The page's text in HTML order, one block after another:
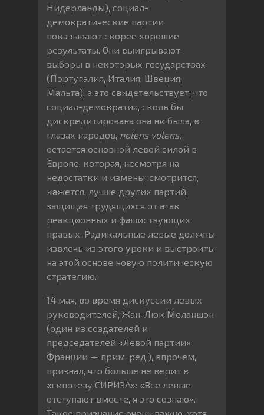
Нидерланды), социал-
демократические партии
показывают скорее хорошие
результаты. Они выигрывают
выборы в некоторых государствах
(Португалия, Италия, Швеция,
Мальта), а это свидетельствует, что
социал-демократия, сколь бы
дискредитирована она ни была, в
глазах народов, nolens volens,
остается основной левой силой в
Европе, которая, несмотря на
недостатки и измены, смотрится,
кажется, лучше других партий,
защищая трудящихся от атак
реакционных и фашиствующих
правых. Радикальные левые должны
извлечь из этого уроки и выстроить
на этой основе новую политическую
стратегию.
14 мая, во время дискуссии левых
руководителей, Жан-Люк Меланшон
(один из создателей и
председателей «Левой партии»
Франции — прим. ред.), впрочем,
признал, что больше не верит в
«гипотезу СИРИЗА»: «Все левые
отступают вместе, я это сознаю».